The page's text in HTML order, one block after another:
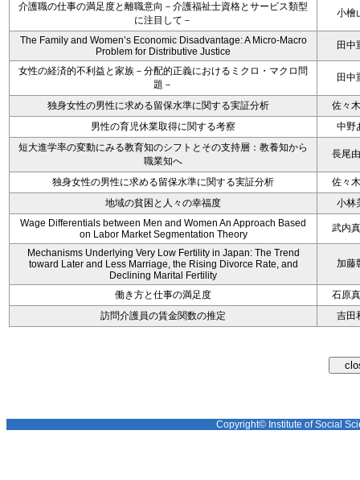
介護職の仕事の満足度と離職意向－介護福祉士資格とサービス類型
に注目して－
小檜
The Family and Women’s Economic Disadvantage: A Micro-Macro
Problem for Distributive Justice
田中
女性の経済的不利益と家族－分配的正義におけるミクロ・マクロ問
題－
田中
独身女性の男性に求める留保水準に関する実証分析
佐々
男性の育児休業取得に関する考察
中野
短大進学率の変動にみる教育知のシフトとその支持層：教養知から
職業知へ
長尾
独身女性の男性に求める留保水準に関する実証分析
佐々
地域の貧困と人々の幸福度
小林
Wage Differentials between Men and Women An Approach Based
on Labor Market Segmentation Theory
武内
Mechanisms Underlying Very Low Fertility in Japan: The Trend
toward Later and Less Marriage, the Rising Divorce Rate, and
Declining Marital Fertility
加藤
働き方と仕事の満足度
石原
訪問介護員の賃金関数の推定
吉田
Copyright© Institute of Social